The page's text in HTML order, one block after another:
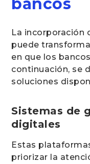
bancos
La incorporación
puede
en que los
continuación, se
soluciones
Sistemas de
digitales
Estas
priorizar la